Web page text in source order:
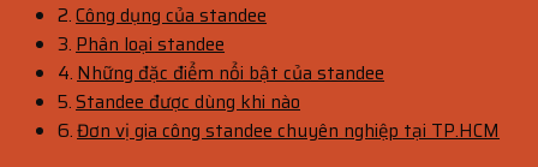
Công dụng của standee
Phân loại standee
Những đặc điểm nổi bật của standee
Standee được dùng khi nào
Đơn vị gia công standee chuyên nghiệp tại TP.HCM